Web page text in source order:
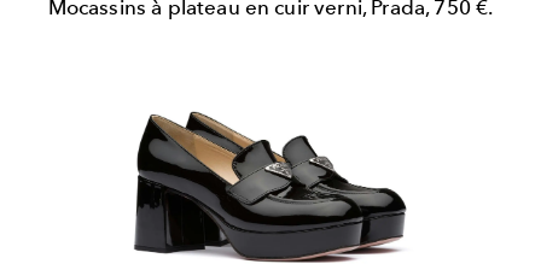
Mocassins à plateau en cuir verni, Prada, 750 €.